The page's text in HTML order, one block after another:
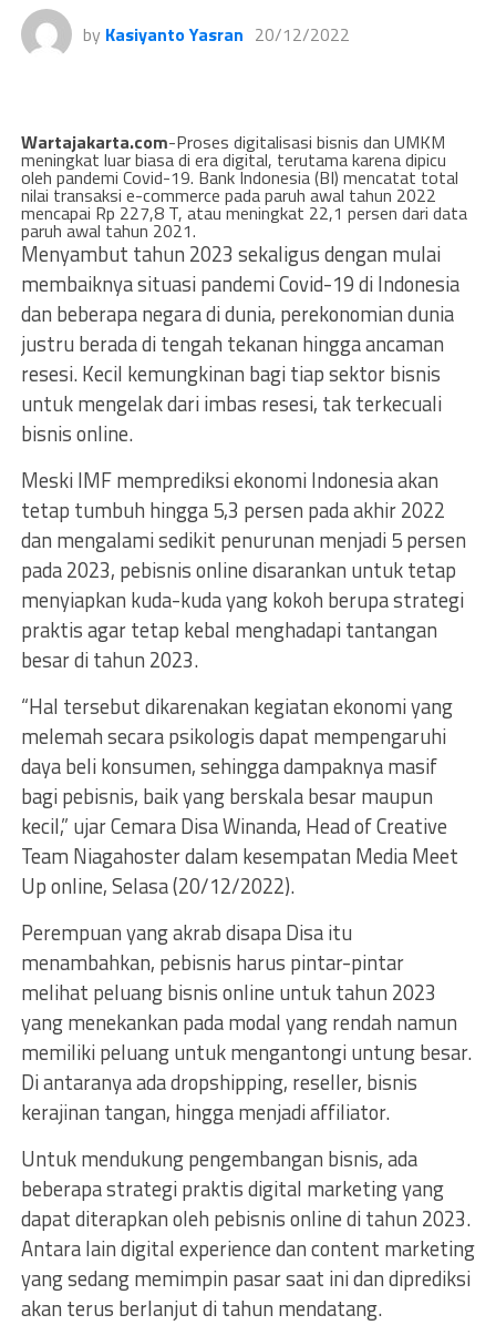
by Kasiyanto Yasran 20/12/2022
Wartajakarta.com-Proses digitalisasi bisnis dan UMKM
meningkat luar biasa di era digital, terutama karena dipicu
oleh pandemi Covid-19. Bank Indonesia (BI) mencatat total
nilai transaksi e-commerce pada paruh awal tahun 2022
mencapai Rp 227,8 T, atau meningkat 22,1 persen dari data
paruh awal tahun 2021.
Menyambut tahun 2023 sekaligus dengan mulai
membaiknya situasi pandemi Covid-19 di Indonesia
dan beberapa negara di dunia, perekonomian dunia
justru berada di tengah tekanan hingga ancaman
resesi. Kecil kemungkinan bagi tiap sektor bisnis
untuk mengelak dari imbas resesi, tak terkecuali
bisnis online.
Meski IMF memprediksi ekonomi Indonesia akan
tetap tumbuh hingga 5,3 persen pada akhir 2022
dan mengalami sedikit penurunan menjadi 5 persen
pada 2023, pebisnis online disarankan untuk tetap
menyiapkan kuda-kuda yang kokoh berupa strategi
praktis agar tetap kebal menghadapi tantangan
besar di tahun 2023.
“Hal tersebut dikarenakan kegiatan ekonomi yang
melemah secara psikologis dapat mempengaruhi
daya beli konsumen, sehingga dampaknya masif
bagi pebisnis, baik yang berskala besar maupun
kecil,” ujar Cemara Disa Winanda, Head of Creative
Team Niagahoster dalam kesempatan Media Meet
Up online, Selasa (20/12/2022).
Perempuan yang akrab disapa Disa itu
menambahkan, pebisnis harus pintar-pintar
melihat peluang bisnis online untuk tahun 2023
yang menekankan pada modal yang rendah namun
memiliki peluang untuk mengantongi untung besar.
Di antaranya ada dropshipping, reseller, bisnis
kerajinan tangan, hingga menjadi affiliator.
Untuk mendukung pengembangan bisnis, ada
beberapa strategi praktis digital marketing yang
dapat diterapkan oleh pebisnis online di tahun 2023.
Antara lain digital experience dan content marketing
yang sedang memimpin pasar saat ini dan diprediksi
akan terus berlanjut di tahun mendatang.